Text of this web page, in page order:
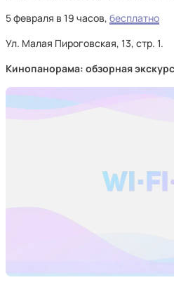
5 февраля в 19 часов, бесплатно
Ул. Малая Пироговская, 13, стр. 1.
Кинопанорама: обзорная